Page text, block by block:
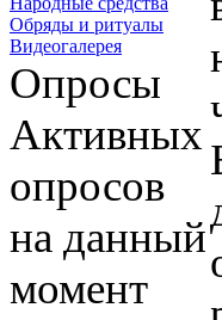
Обряды и ритуалы
Видеогалерея
Опросы
Активных
опросов
на данный
момент